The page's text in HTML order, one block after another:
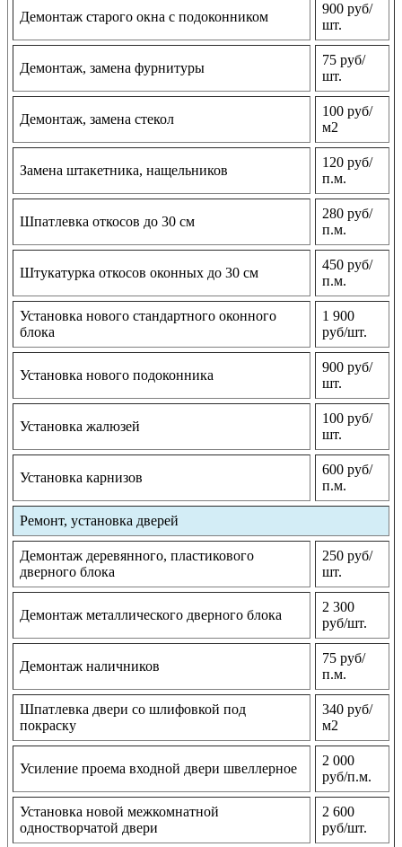
Демонтаж старого окна с подоконником
900 руб/
шт.
Демонтаж, замена фурнитуры
75 руб/
шт.
Демонтаж, замена стекол
100 руб/
м2
Замена штакетника, нащельников
120 руб/
п.м.
Шпатлевка откосов до 30 см
280 руб/
п.м.
Штукатурка откосов оконных до 30 см
450 руб/
п.м.
Установка нового стандартного оконного
блока
1 900
руб/шт.
Установка нового подоконника
900 руб/
шт.
Установка жалюзей
100 руб/
шт.
Установка карнизов
600 руб/
п.м.
Ремонт, установка дверей
Демонтаж деревянного, пластикового
дверного блока
250 руб/
шт.
Демонтаж металлического дверного блока
2 300
руб/шт.
Демонтаж наличников
75 руб/
п.м.
Шпатлевка двери со шлифовкой под
покраску
340 руб/
м2
Усиление проема входной двери швеллерное
2 000
руб/п.м.
Установка новой межкомнатной
одностворчатой двери
2 600
руб/шт.